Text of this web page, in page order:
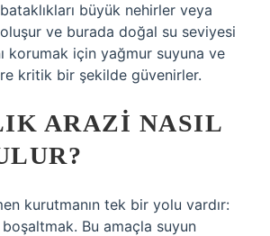
büyük nehirler veya
ve burada doğal su seviyesi
korumak için yağmur suyuna ve
kritik bir şekilde güvenirler.
ARAZI NASIL
kurutmanın tek bir yolu vardır:
Bu amaçla suyun